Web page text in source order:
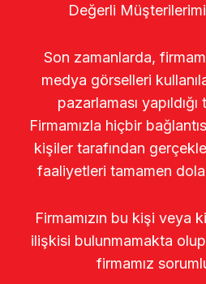
Değerli
Son zamanlarda,
medya görselleri
pazarlaması
Firmamızla hiçbir
kişiler tarafından
faaliyetleri tamamen
Firmamızın bu kişi veya
ilişkisi bulunmamakta
firmamız